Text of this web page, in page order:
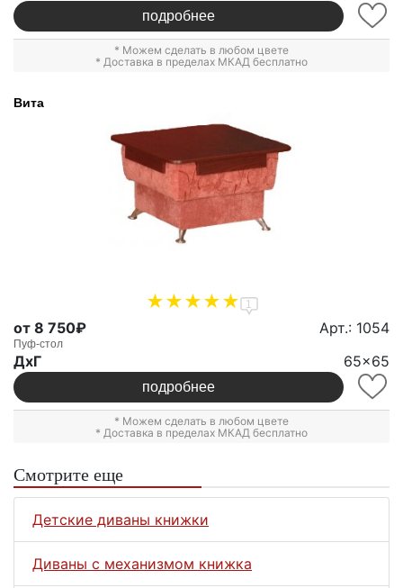
подробнее
* Можем сделать в любом цвете
* Доставка в пределах МКАД бесплатно
Вита
1
от 8 750₽ Арт.: 1054
Пуф-стол
ДxГ 65x65
подробнее
* Можем сделать в любом цвете
* Доставка в пределах МКАД бесплатно
Смотрите еще
Детские диваны книжки
Диваны с механизмом книжка